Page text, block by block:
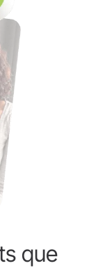
que